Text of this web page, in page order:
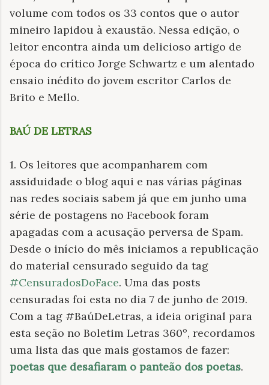
volume com todos os 33 contos que o autor
mineiro lapidou à exaustão. Nessa edição, o
leitor encontra ainda um delicioso artigo de
época do crítico Jorge Schwartz e um alentado
ensaio inédito do jovem escritor Carlos de
Brito e Mello.
BAÚ DE LETRAS
1. Os leitores que acompanharem com
assiduidade o blog aqui e nas várias páginas
nas redes sociais sabem já que em junho uma
série de postagens no Facebook foram
apagadas com a acusação perversa de Spam.
Desde o início do mês iniciamos a republicação
do material censurado seguido da tag
#CensuradosDoFace. Uma das posts
censuradas foi esta no dia 7 de junho de 2019.
Com a tag #BaúDeLetras, a ideia original para
esta seção no Boletim Letras 360º, recordamos
uma lista das que mais gostamos de fazer:
poetas que desafiaram o panteão dos poetas.